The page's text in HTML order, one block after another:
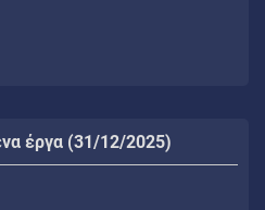
έργα (31/12/2025)